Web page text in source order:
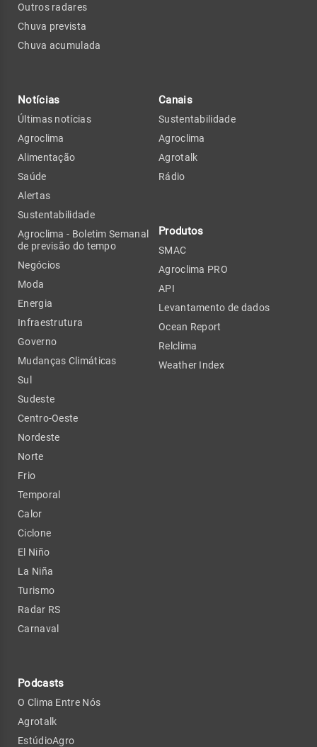
Outros radares
Chuva prevista
Chuva acumulada
Notícias
Últimas notícias
Agroclima
Alimentação
Saúde
Alertas
Sustentabilidade
Agroclima - Boletim Semanal
de previsão do tempo
Negócios
Moda
Energia
Infraestrutura
Governo
Mudanças Climáticas
Sul
Sudeste
Centro-Oeste
Nordeste
Norte
Frio
Temporal
Calor
Ciclone
El Niño
La Niña
Turismo
Radar RS
Carnaval
Podcasts
O Clima Entre Nós
Agrotalk
EstúdioAgro
Canais
Sustentabilidade
Agroclima
Agrotalk
Rádio
Produtos
SMAC
Agroclima PRO
API
Levantamento de dados
Ocean Report
Relclima
Weather Index